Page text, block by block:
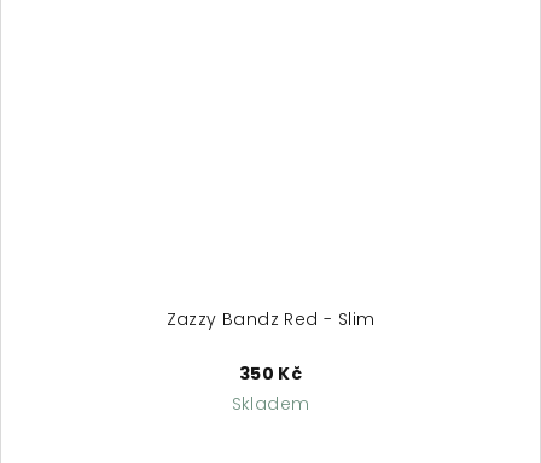
Zazzy Bandz Red - Slim
350 Kč
Skladem